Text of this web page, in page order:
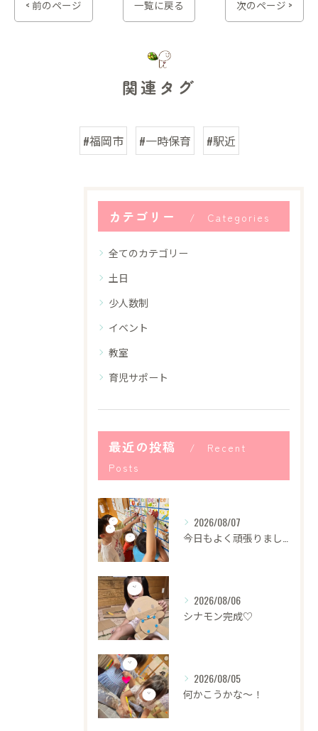
< 前のページ 一覧に戻る 次のページ >
関連タグ
#福岡市 #一時保育 #駅近
カテゴリー Categories
全てのカテゴリー
土日
少人数制
イベント
教室
育児サポート
最近の投稿
Recent
Posts
2026/08/07
2026/08/06
シナモン完成♡
2026/08/05
何かこうかな〜！